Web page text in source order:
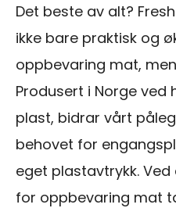
Det beste av alt?
ikke bare praktisk og
oppbevaring mat,
Produsert i Norge ved
plast, bidrar vårt
behovet for
eget plastavtrykk.
for oppbevaring mat